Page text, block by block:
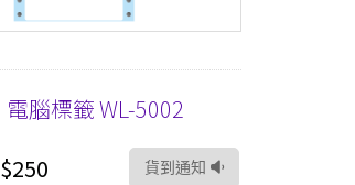
電腦標籤 WL-5002
$250
貨到通知